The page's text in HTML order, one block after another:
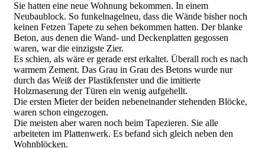
Sie hatten eine neue Wohnung bekommen. In einem
Neubaublock. So funkelnagelneu, dass die Wände bisher noch
keinen Fetzen Tapete zu sehen bekommen hatten. Der blanke
Beton, aus denen die Wand- und Deckenplatten gegossen
waren, war die einzigste Zier.
Es schien, als wäre er gerade erst erkaltet. Überall roch es nach
warmem Zement. Das Grau in Grau des Betons wurde nur
durch das Weiß der Plastikfenster und die imitierte
Holzmaserung der Türen ein wenig aufgehellt.
Die ersten Mieter der beiden nebeneinander stehenden Blöcke,
waren schon eingezogen.
Die meisten aber waren noch beim Tapezieren. Sie alle
arbeiteten im Plattenwerk. Es befand sich gleich neben den
Wohnblöcken.